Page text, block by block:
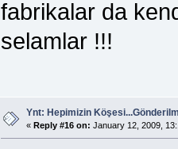
fabrikalar da
selamlar !!!
Ynt: Hepimizin
« Reply #16 on: January 12, 2009,